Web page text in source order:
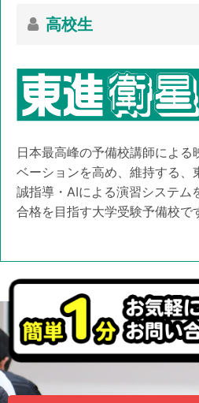
高校生
日本最高峰の予備校講師による
ベーションを高め、維持する、
誠指導・AIによる演習システム
合格を目指す大学受験予備校で